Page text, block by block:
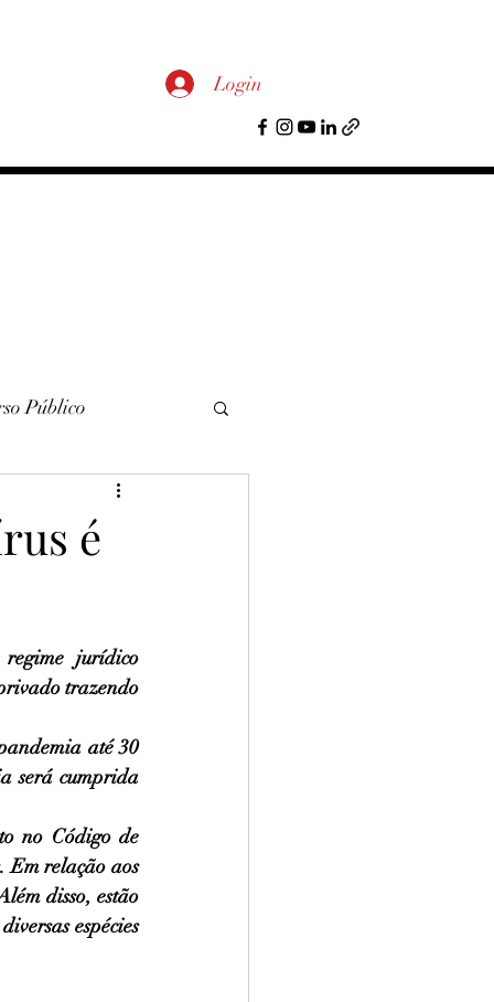
Login
Público
é
jurídico
trazendo
até 30
será cumprida
no Código de
Em relação aos
disso, estão
espécies